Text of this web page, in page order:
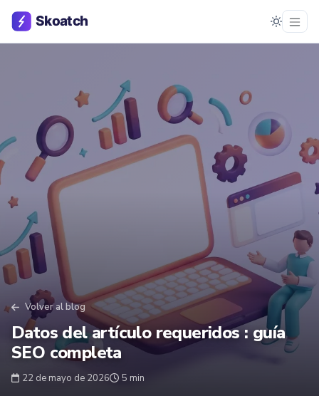
Volver al blog
Datos del artículo requeridos : guía
SEO completa
22 de mayo de 2026 5 min